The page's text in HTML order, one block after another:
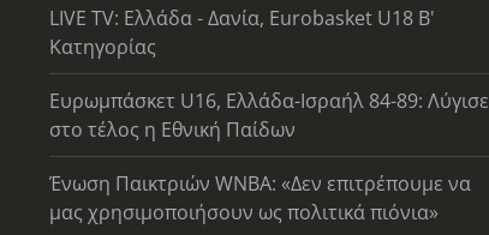
LIVE TV: Ελλάδα - Δανία, Eurobasket U18 Β'
Κατηγορίας
Ευρωμπάσκετ U16, Ελλάδα-Ισραήλ 84-89: Λύγισε
στο τέλος η Εθνική Παίδων
Ένωση Παικτριών WNBA: «Δεν επιτρέπουμε να
μας χρησιμοποιήσουν ως πολιτικά πιόνια»